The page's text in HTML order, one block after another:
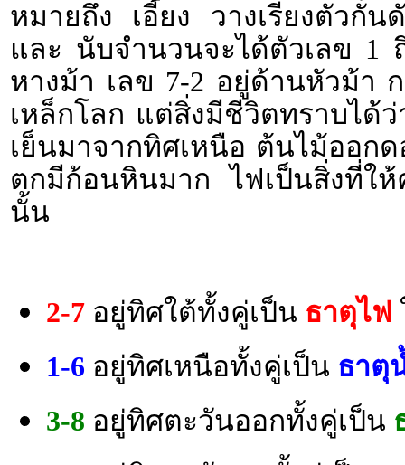
หมายถึง เอี้ยง วางเรียงตัวกัน
และ นับจำนวนจะได้ตัวเลข 1
หางม้า เลข 7-2 อยู่ด้านหัวม้า
เหล็กโลก แต่สิ่งมีชีวิตทราบได้
เย็นมาจากทิศเหนือ ต้นไม้ออก
ตกมีก้อนหินมาก ไฟเป็นสิ่งที่ใ
นั้น
2-7 อยู่ทิศใต้ทั้งคู่เป็น ธาตุไฟ
1-6 อยู่ทิศเหนือทั้งคู่เป็น ธาตุ
3-8 อยู่ทิศตะวันออกทั้งคู่เป็น